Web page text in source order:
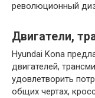
революционный
Двигатели,
Hyundai Kona
двигателей,
удовлетворить
общих чертах,